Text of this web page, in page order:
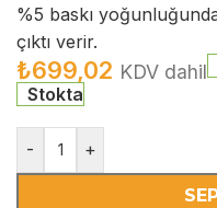
%5 baskı
çıktı verir.
₺699,02 KDV dahil
Stokta
- +